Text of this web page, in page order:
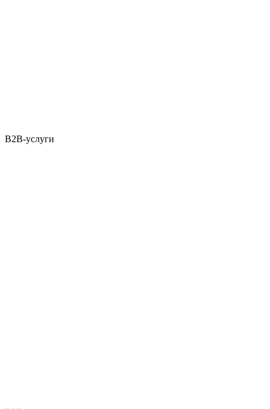
B2B-услуги